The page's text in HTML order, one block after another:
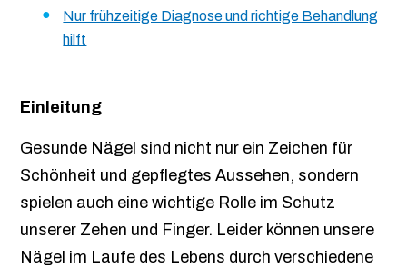
Nur frühzeitige Diagnose und richtige Behandlung
hilft
Einleitung
Gesunde Nägel sind nicht nur ein Zeichen für
Schönheit und gepflegtes Aussehen, sondern
spielen auch eine wichtige Rolle im Schutz
unserer Zehen und Finger. Leider können unsere
Nägel im Laufe des Lebens durch verschiedene